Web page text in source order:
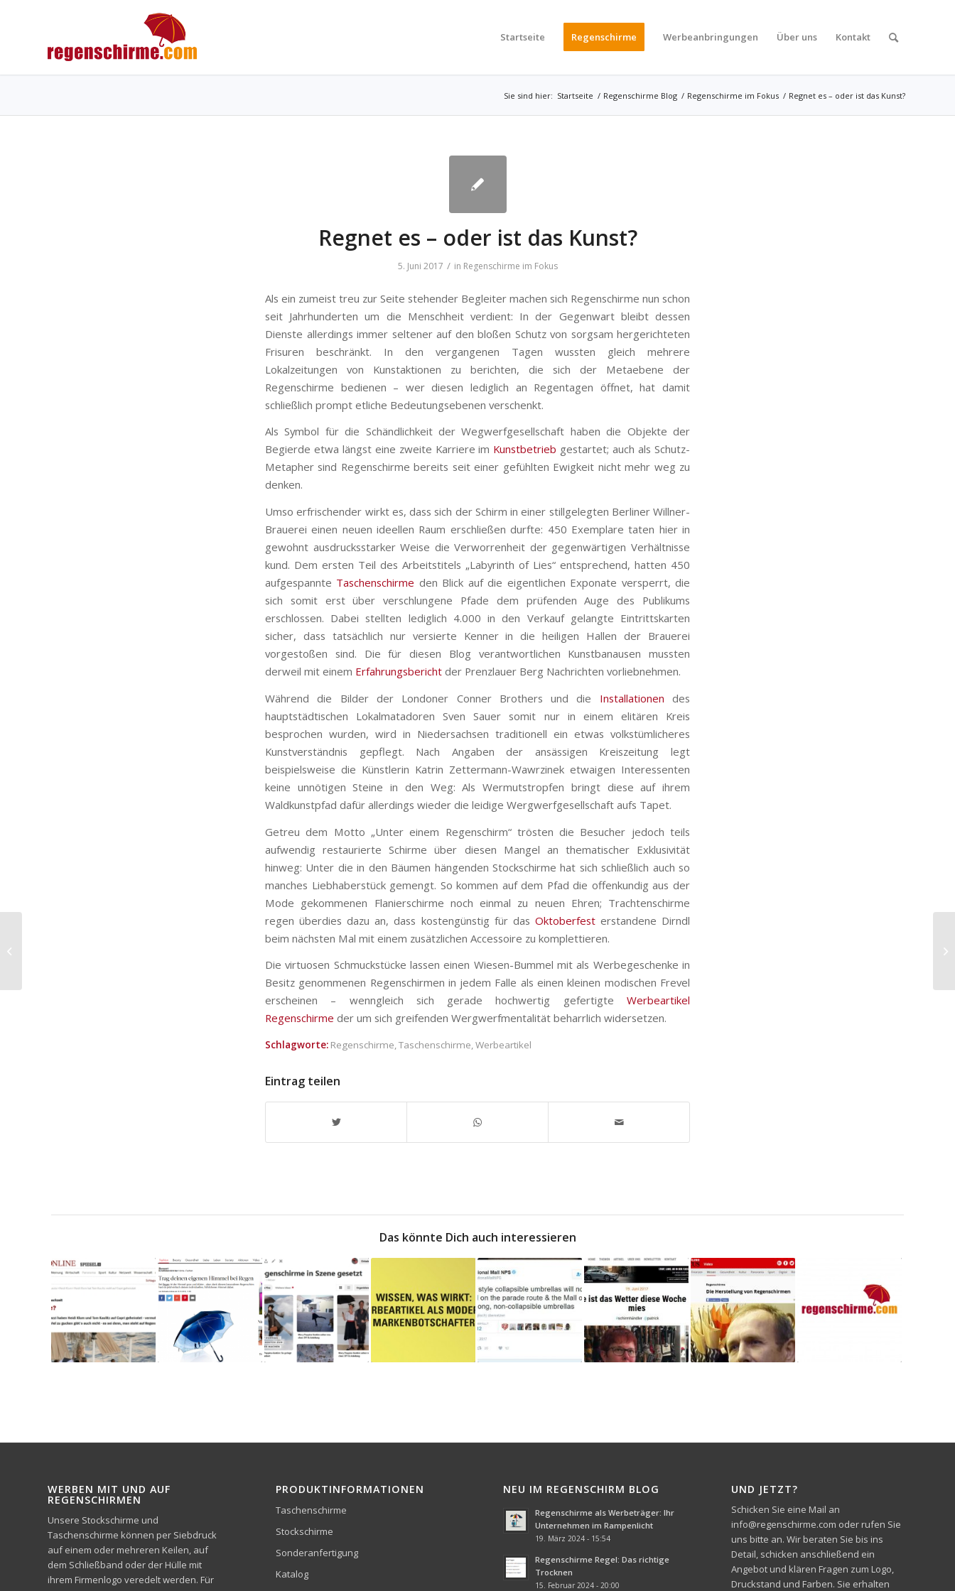
Startseite Regenschirme Werbeanbringungen Über uns Kontakt
Sie sind hier: Startseite / Regenschirme Blog / Regenschirme im Fokus / Regnet es – oder ist das Kunst?
Regnet es – oder ist das Kunst?
5. Juni 2017 / in Regenschirme im Fokus
Als ein zumeist treu zur Seite stehender Begleiter machen sich Regenschirme nun schon
seit Jahrhunderten um die Menschheit verdient: In der Gegenwart bleibt dessen
Dienste allerdings immer seltener auf den bloßen Schutz von sorgsam hergerichteten
Frisuren beschränkt. In den vergangenen Tagen wussten gleich mehrere
Lokalzeitungen von Kunstaktionen zu berichten, die sich der Metaebene der
Regenschirme bedienen – wer diesen lediglich an Regentagen öffnet, hat damit
schließlich prompt etliche Bedeutungsebenen verschenkt.
Als Symbol für die Schändlichkeit der Wegwerfgesellschaft haben die Objekte der
Begierde etwa längst eine zweite Karriere im Kunstbetrieb gestartet; auch als Schutz-
Metapher sind Regenschirme bereits seit einer gefühlten Ewigkeit nicht mehr weg zu
denken.
Umso erfrischender wirkt es, dass sich der Schirm in einer stillgelegten Berliner Willner-
Brauerei einen neuen ideellen Raum erschließen durfte: 450 Exemplare taten hier in
gewohnt ausdrucksstarker Weise die Verworrenheit der gegenwärtigen Verhältnisse
kund. Dem ersten Teil des Arbeitstitels „Labyrinth of Lies“ entsprechend, hatten 450
aufgespannte Taschenschirme den Blick auf die eigentlichen Exponate versperrt, die
sich somit erst über verschlungene Pfade dem prüfenden Auge des Publikums
erschlossen. Dabei stellten lediglich 4.000 in den Verkauf gelangte Eintrittskarten
sicher, dass tatsächlich nur versierte Kenner in die heiligen Hallen der Brauerei
vorgestoßen sind. Die für diesen Blog verantwortlichen Kunstbanausen mussten
derweil mit einem Erfahrungsbericht der Prenzlauer Berg Nachrichten vorliebnehmen.
Während die Bilder der Londoner Conner Brothers und die Installationen des
hauptstädtischen Lokalmatadoren Sven Sauer somit nur in einem elitären Kreis
besprochen wurden, wird in Niedersachsen traditionell ein etwas volkstümlicheres
Kunstverständnis gepflegt. Nach Angaben der ansässigen Kreiszeitung legt
beispielsweise die Künstlerin Katrin Zettermann-Wawrzinek etwaigen Interessenten
keine unnötigen Steine in den Weg: Als Wermutstropfen bringt diese auf ihrem
Waldkunstpfad dafür allerdings wieder die leidige Wergwerfgesellschaft aufs Tapet.
Getreu dem Motto „Unter einem Regenschirm“ trösten die Besucher jedoch teils
aufwendig restaurierte Schirme über diesen Mangel an thematischer Exklusivität
hinweg: Unter die in den Bäumen hängenden Stockschirme hat sich schließlich auch so
manches Liebhaberstück gemengt. So kommen auf dem Pfad die offenkundig aus der
Mode gekommenen Flanierschirme noch einmal zu neuen Ehren; Trachtenschirme
regen überdies dazu an, dass kostengünstig für das Oktoberfesterstandene Dirndl
beim nächsten Mal mit einem zusätzlichen Accessoire zu komplettieren.
Die virtuosen Schmuckstücke lassen einen Wiesen-Bummel mit als Werbegeschenke in
Besitz genommenen Regenschirmen in jedem Falle als einen kleinen modischen Frevel
erscheinen – wenngleich sich gerade hochwertig gefertigte Werbeartikel
Regenschirme der um sich greifenden Wergwerfmentalität beharrlich widersetzen.
Schlagworte: Regenschirme,Taschenschirme,Werbeartikel
Eintrag teilen
Das könnte Dich auch interessieren
WERBEN MIT UND AUF
REGENSCHIRMEN
Unsere Stockschirme und
Taschenschirme können per Siebdruck
auf einem oder mehreren Keilen, auf
dem Schließband oder der Hülle mit
ihrem Firmenlogo veredelt werden. Für
PRODUKTINFORMATIONEN
Taschenschirme
Stockschirme
Sonderanfertigung
Katalog
NEU IM REGENSCHIRM BLOG
Regenschirme als Werbeträger: Ihr
Unternehmen im Rampenlicht
19. März 2024 - 15:54
Regenschirme Regel: Das richtige
Trocknen
15. Februar 2024 - 20:00
UND JETZT?
Schicken Sie eine Mail an
info@regenschirme.com oder rufen Sie
uns bitte an. Wir beraten Sie bis ins
Detail, schicken anschließend ein
Angebot und klären Fragen zum Logo,
Druckstand und Farben. Sie erhalten